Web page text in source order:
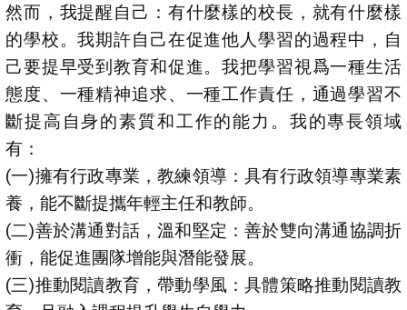
然而，我提醒自己：有什麼樣的校長，就有什麼樣
的學校。我期許自己在促進他人學習的過程中，自
己要提早受到教育和促進。我把學習視爲一種生活
態度、一種精神追求、一種工作責任，通過學習不
斷提高自身的素質和工作的能力。我的專長領域
有：
(一)擁有行政專業，教練領導：具有行政領導專業素
養，能不斷提攜年輕主任和教師。
(二)善於溝通對話，溫和堅定：善於雙向溝通協調折
衝，能促進團隊增能與潛能發展。
(三)推動閱讀教育，帶動學風：具體策略推動閱讀教